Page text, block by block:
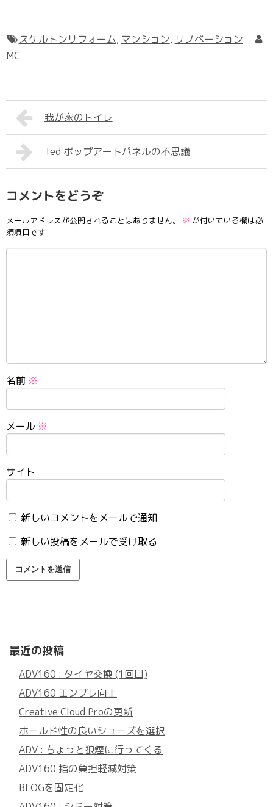
スケルトンリフォーム, マンション, リノベーション
MC
我が家のトイレ
Ted ポップアートパネルの不思議
コメントをどうぞ
メールアドレスが公開されることはありません。 ※ が付いている欄は必
須項目です
名前 ※
メール ※
サイト
新しいコメントをメールで通知
新しい投稿をメールで受け取る
最近の投稿
ADV160 : タイヤ交換 (1回目)
ADV160 エンブレ向上
Creative Cloud Proの更新
ホールド性の良いシューズを選択
ADV : ちょっと狼煙に行ってくる
ADV160 指の負担軽減対策
BLOGを固定化